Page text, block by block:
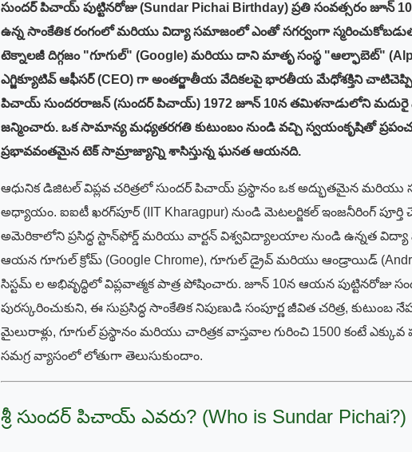
సుందర్ పిచాయ్ పుట్టినరోజు (Sundar Pichai Birthday) ప్రతి సంవత్సరం జూన్
ఉన్న సాంకేతిక రంగంలో మరియు విద్యా సమాజంలో ఎంతో సగర్వంగా
టెక్నాలజీ దిగ్గజం "గూగుల్" (Google) మరియు దాని మాతృ సంస్థ "ఆల్ఫాబెట్"
ఎగ్జిక్యూటివ్ ఆఫీసర్ (CEO) గా అంతర్జాతీయ వేదికలపై భారతీయ మేధోశక్తిని
పిచాయ్ సుందరరాజన్ (సుందర్ పిచాయ్) 1972 జూన్ 10న తమిళనాడులోని మదురై
జన్మించారు. ఒక సామాన్య మధ్యతరగతి కుటుంబం నుండి వచ్చి స్వయంకృషితో
ప్రభావవంతమైన టెక్ సామ్రాజ్యాన్ని శాసిస్తున్న ఘనత ఆయనది.
ఆధునిక డిజిటల్ విప్లవ చరిత్రలో సుందర్ పిచాయ్ ప్రస్థానం ఒక అద్భుతమైన మరియు
అధ్యాయం. ఐఐటీ ఖరగ్‌పూర్ (IIT Kharagpur) నుండి మెటలర్జికల్ ఇంజనీరింగ్ పూర్తి
అమెరికాలోని ప్రసిద్ధ స్టాన్‌ఫోర్డ్ మరియు వార్టన్ విశ్వవిద్యాలయాల నుండి ఉన్నత విద్యా
ఆయన గూగుల్ క్రోమ్ (Google Chrome), గూగుల్ డ్రైవ్ మరియు ఆండ్రాయిడ్
సిస్టమ్ ల అభివృద్ధిలో విప్లవాత్మక పాత్ర పోషించారు. జూన్ 10న ఆయన పుట్టినరోజు
పురస్కరించుకుని, ఈ సుప్రసిద్ధ సాంకేతిక నిపుణుడి సంపూర్ణ జీవిత చరిత్ర, కుటుంబ
మైలురాళ్లు, గూగుల్ ప్రస్థానం మరియు చారిత్రక వాస్తవాల గురించి 1500 కంటే
సమగ్ర వ్యాసంలో లోతుగా తెలుసుకుందాం.
శ్రీ సుందర్ పిచాయ్ ఎవరు? (Who is Sundar Pichai?)